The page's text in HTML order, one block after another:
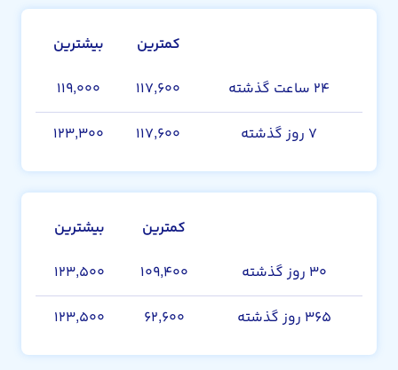
کمترین
بیشترین
۲۴ ساعت گذشته
۱۱۷,۶۰۰ ۱۱۹,۰۰۰
۷ روز گذشته ۱۱۷,۶۰۰ ۱۲۳,۳۰۰
کمترین
بیشترین
۳۰ روز گذشته
۱۰۹,۴۰۰ ۱۲۳,۵۰۰
۳۶۵ روز گذشته ۶۲,۶۰۰ ۱۲۳,۵۰۰